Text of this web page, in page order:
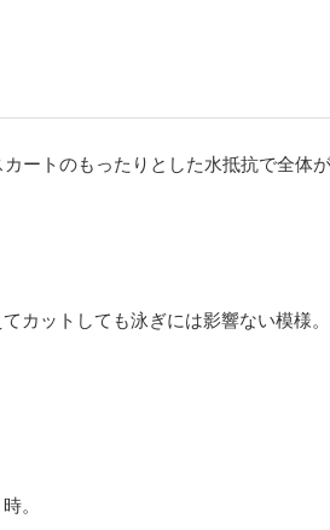
ートのもったりとした水抵抗で全体
カットしても泳ぎには影響ない模様。
。